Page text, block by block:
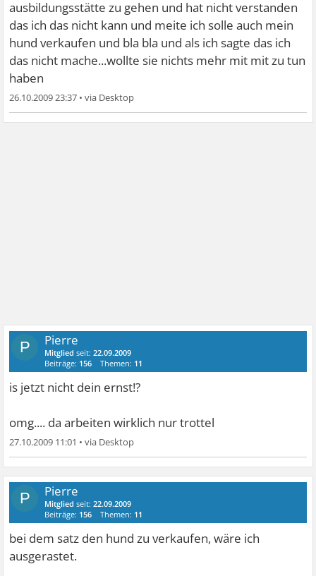
ausbildungsstätte zu gehen und hat nicht verstanden
das ich das nicht kann und meite ich solle auch mein
hund verkaufen und bla bla und als ich sagte das ich
das nicht mache...wollte sie nichts mehr mit mit zu tun
haben
26.10.2009 23:37 •
P Pierre
Mitglied seit:22.09.2009
Beiträge: 156 Themen: 11
is jetzt nicht dein ernst!?
omg.... da arbeiten wirklich nur trottel
27.10.2009 11:01 •
P Pierre
Mitglied seit:22.09.2009
Beiträge: 156 Themen: 11
bei dem satz den hund zu verkaufen, wäre ich
ausgerastet.